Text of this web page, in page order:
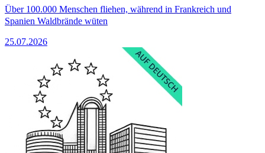
Über 100.000 Menschen fliehen, während in Frankreich und
Spanien Waldbrände wüten
25.07.2026